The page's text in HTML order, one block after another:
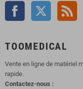
Facebook Twitter
TOOMEDICAL
Vente en ligne de matériel
rapide.
Contactez-nous :